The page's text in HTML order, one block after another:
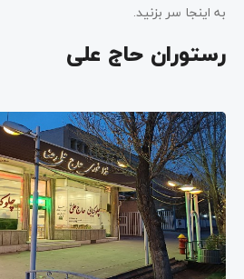
به اینجا سر بزنید.
رستوران حاج علی